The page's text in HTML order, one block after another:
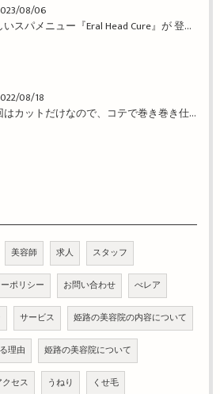
08/06
新しいスパメニュー『Eral Head Cure』が 登場！姫路市の美容院BEREA(ベレア)はお客様のキレイを叶える美容室／ヘアサロン
08/18
今回はカットだけなので、コテで巻き巻き仕上げ！姫路市の美容院BEREA(ベレア)はお客様のキレイを叶える美容室／ヘアサロン
美容師 求人 スタッフ
ポリシー お問い合わせ べレア
サービス 姫路の美容院の内容について
理由 姫路の美容院について
クセス うねり くせ毛